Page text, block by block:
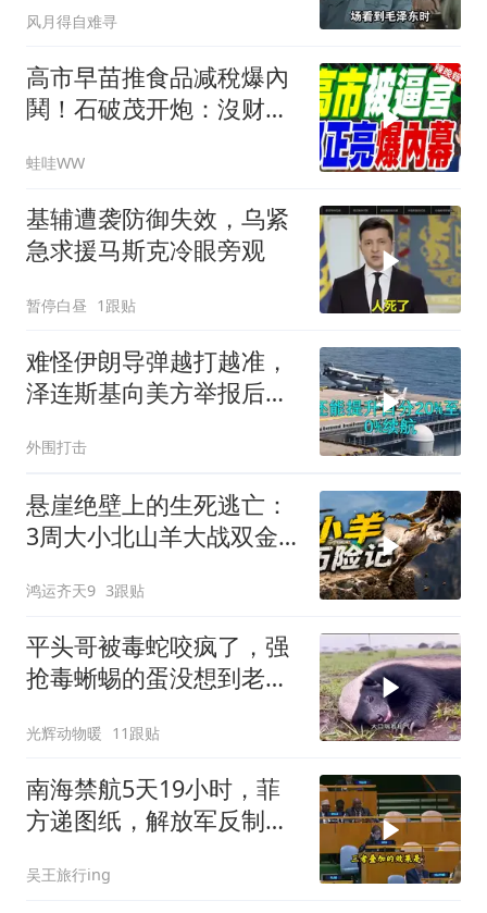
风月得自难寻
高市早苗推食品减稅爆內
鬨！石破茂开炮：沒财源
民.孙大千｜辣晚报
20260804
蛙哇WW
基辅遭袭防御失效，乌紧
急求援马斯克冷眼旁观
暂停白昼 1跟贴
难怪伊朗导弹越打越准，
泽连斯基向美方举报后，
外围打击
悬崖绝壁上的生死逃亡：
3周大小北山羊大战双金
鸿运齐天9 3跟贴
平头哥被毒蛇咬疯了，强
抢毒蜥蜴的蛋没想到老婆
光辉动物暖 11跟贴
南海禁航5天19小时，菲
方递图纸，解放军反制组
吴王旅行ing